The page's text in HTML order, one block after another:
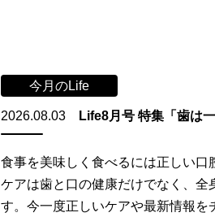
今月のLife
2026.08.03 Life8月号 特集「歯は一
食事を美味しく食べるには正しい口
ケアは歯と口の健康だけでなく、全
す。今一度正しいケアや最新情報を